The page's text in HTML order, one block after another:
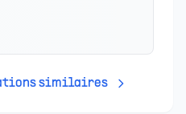
similaires